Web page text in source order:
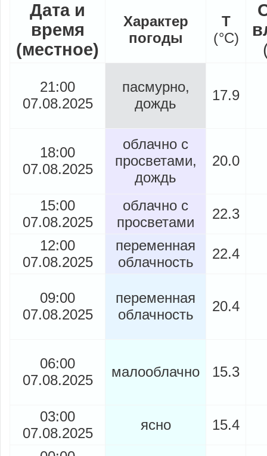
Дата и
время
(местное)
Характер
погоды
Т
(°C)
21:00
07.08.2025
пасмурно,
дождь
17.9
18:00
07.08.2025
облачно с
просветами,
дождь
20.0
15:00
07.08.2025
облачно с
просветами
22.3
12:00
07.08.2025
переменная
облачность
22.4
09:00
07.08.2025
переменная
облачность
20.4
06:00
07.08.2025
малооблачно 15.3
03:00
07.08.2025
ясно 15.4